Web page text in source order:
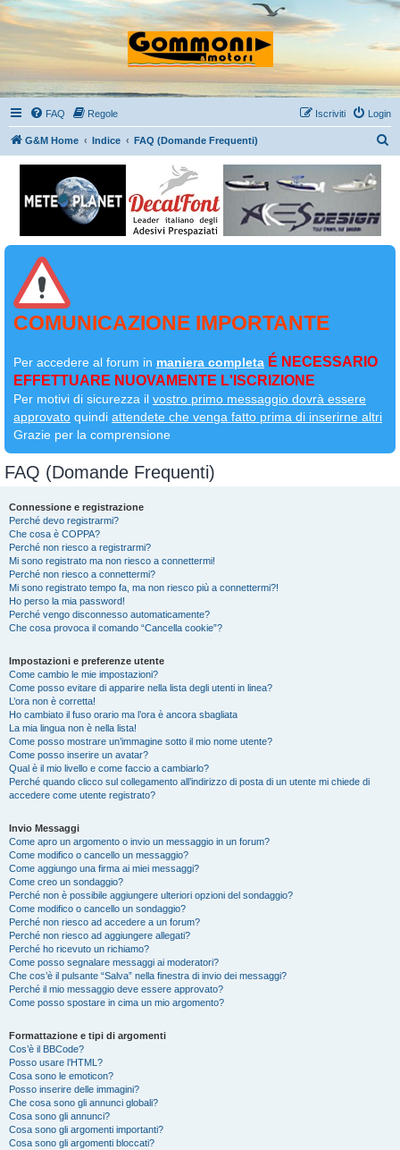
FAQ Regole Login
Iscriviti
G&M Home Indice FAQ (Domande Frequenti)
COMUNICAZIONE IMPORTANTE
Per accedere al forum in maniera completa É NECESSARIO
EFFETTUARE NUOVAMENTE L'ISCRIZIONE
Per motivi di sicurezza il vostro primo messaggio dovrà essere
approvato quindi attendete che venga fatto prima di inserirne altri
Grazie per la comprensione
FAQ (Domande Frequenti)
Connessione e registrazione
Perché devo registrarmi?
Che cosa è COPPA?
Perché non riesco a registrarmi?
Mi sono registrato ma non riesco a connettermi!
Perché non riesco a connettermi?
Mi sono registrato tempo fa, ma non riesco più a connettermi?!
Ho perso la mia password!
Perché vengo disconnesso automaticamente?
Che cosa provoca il comando “Cancella cookie”?
Impostazioni e preferenze utente
Come cambio le mie impostazioni?
Come posso evitare di apparire nella lista degli utenti in linea?
L’ora non è corretta!
Ho cambiato il fuso orario ma l’ora è ancora sbagliata
La mia lingua non è nella lista!
Come posso mostrare un’immagine sotto il mio nome utente?
Come posso inserire un avatar?
Qual è il mio livello e come faccio a cambiarlo?
Perché quando clicco sul collegamento all’indirizzo di posta di un utente mi chiede di
accedere come utente registrato?
Invio Messaggi
Come apro un argomento o invio un messaggio in un forum?
Come modifico o cancello un messaggio?
Come aggiungo una firma ai miei messaggi?
Come creo un sondaggio?
Perché non è possibile aggiungere ulteriori opzioni del sondaggio?
Come modifico o cancello un sondaggio?
Perché non riesco ad accedere a un forum?
Perché non riesco ad aggiungere allegati?
Perché ho ricevuto un richiamo?
Come posso segnalare messaggi ai moderatori?
Che cos’è il pulsante “Salva” nella finestra di invio dei messaggi?
Perché il mio messaggio deve essere approvato?
Come posso spostare in cima un mio argomento?
Formattazione e tipi di argomenti
Cos’è il BBCode?
Posso usare l’HTML?
Cosa sono le emoticon?
Posso inserire delle immagini?
Che cosa sono gli annunci globali?
Cosa sono gli annunci?
Cosa sono gli argomenti importanti?
Cosa sono gli argomenti bloccati?